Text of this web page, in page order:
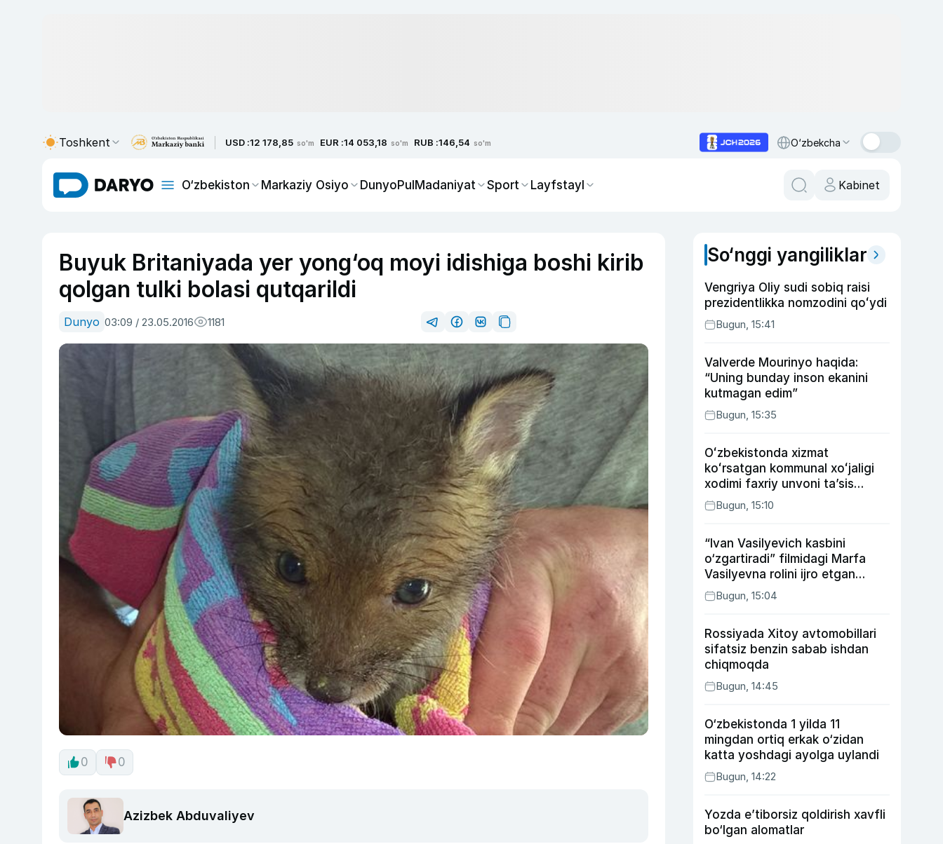
Toshkent USD :12 178,85 so'm EUR :14 053,18 so'm RUB :146,54 so'm O‘zbekcha
O‘zbekiston Markaziy Osiyo DunyoPulMadaniyat Sport Layfstayl Kabinet
Buyuk Britaniyada yer yong‘oq moyi idishiga boshi kirib
qolgan tulki bolasi qutqarildi
Dunyo 03:09 / 23.05.2016 1181
0 0
Azizbek Abduvaliyev
So‘nggi yangiliklar
Vengriya Oliy sudi sobiq raisi
prezidentlikka nomzodini qoʻydi
Bugun, 15:41
Valverde Mourinyo haqida:
“Uning bunday inson ekanini
kutmagan edim”
Bugun, 15:35
Oʻzbekistonda xizmat
koʻrsatgan kommunal xoʻjaligi
xodimi faxriy unvoni taʼsis
etilishi mumkin
Bugun, 15:10
“Ivan Vasilyevich kasbini
o‘zgartiradi” filmidagi Marfa
Vasilyevna rolini ijro etgan
aktrisaning taqdiri qanday
kechdi?
Bugun, 15:04
Rossiyada Xitoy avtomobillari
sifatsiz benzin sabab ishdan
chiqmoqda
Bugun, 14:45
O‘zbekistonda 1 yilda 11
mingdan ortiq erkak o‘zidan
katta yoshdagi ayolga uylandi
Bugun, 14:22
Yozda e’tiborsiz qoldirish xavfli
bo‘lgan alomatlar